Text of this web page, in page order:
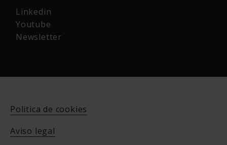
Linkedin
Youtube
Newsletter
Politica de cookies
Aviso legal